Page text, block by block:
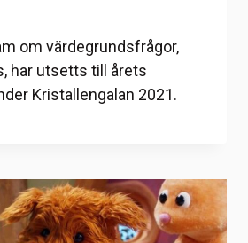
om värdegrundsfrågor,
har utsetts till årets
Kristallengalan 2021.